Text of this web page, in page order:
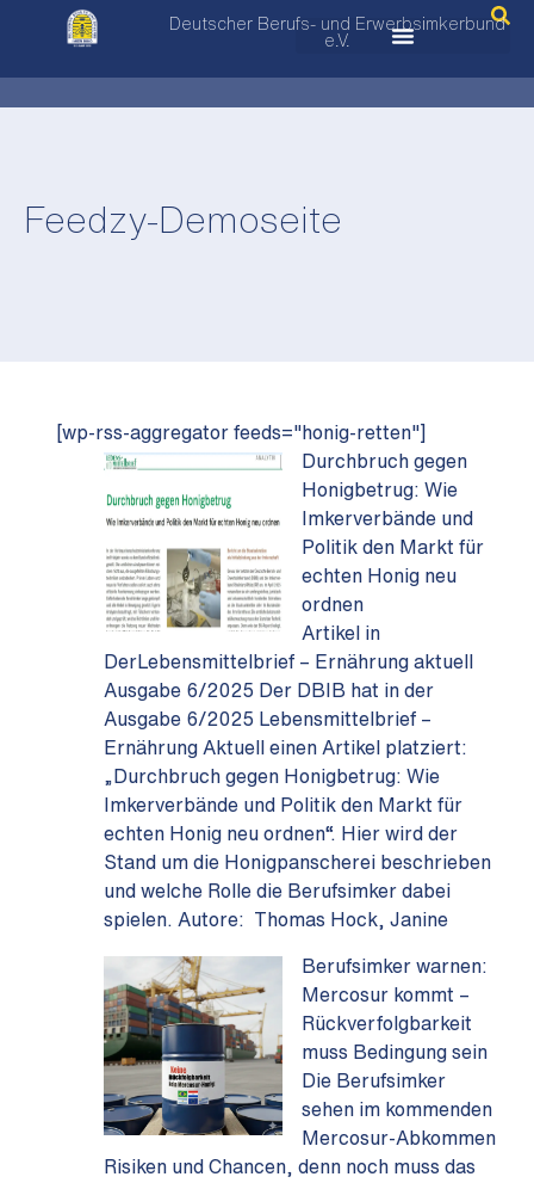
Deutscher Berufs- und Erwerbsimkerbund
e.V.
Feedzy-Demoseite
[wp-rss-aggregator feeds="honig-retten"]
Durchbruch gegen
Honigbetrug: Wie
Imkerverbände und
Politik den Markt für
echten Honig neu
ordnen
Artikel in
DerLebensmittelbrief – Ernährung aktuell
Ausgabe 6/2025 Der DBIB hat in der
Ausgabe 6/2025 Lebensmittelbrief –
Ernährung Aktuell einen Artikel platziert:
„Durchbruch gegen Honigbetrug: Wie
Imkerverbände und Politik den Markt für
echten Honig neu ordnen“. Hier wird der
Stand um die Honigpanscherei beschrieben
und welche Rolle die Berufsimker dabei
spielen. Autore: Thomas Hock, Janine
Berufsimker warnen:
Mercosur kommt –
Rückverfolgbarkeit
muss Bedingung sein
Die Berufsimker
sehen im kommenden
Mercosur-Abkommen
Risiken und Chancen, denn noch muss das